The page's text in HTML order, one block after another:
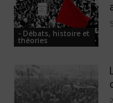
- Débats, histoire et
théories